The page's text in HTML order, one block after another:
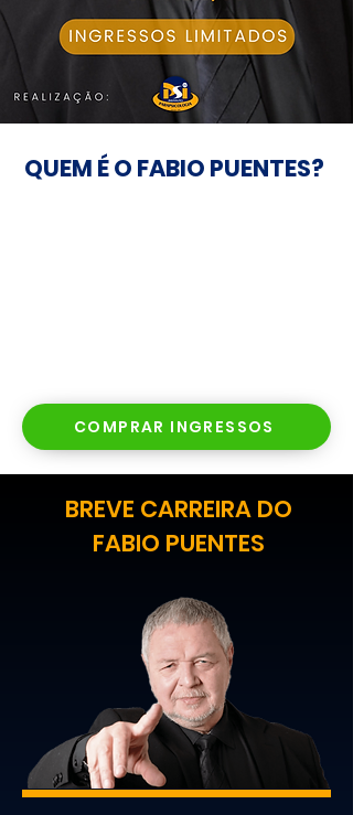
COMPRAR INGRESSOS
QUEM É O FABIO PUENTES?
BREVE CARREIRA DO
FABIO PUENTES